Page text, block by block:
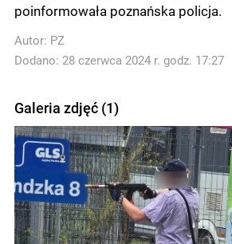
poinformowała poznańska policja.
Autor: PZ
Dodano: 28 czerwca 2024 r. godz. 17:27
Galeria zdjęć (1)